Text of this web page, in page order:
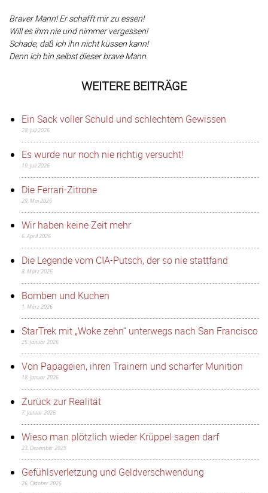
Braver Mann! Er schafft mir zu essen!
Will es ihm nie und nimmer vergessen!
Schade, daß ich ihn nicht küssen kann!
Denn ich bin selbst dieser brave Mann.
WEITERE BEITRÄGE
Ein Sack voller Schuld und schlechtem Gewissen
28. Juli 2026
Es wurde nur noch nie richtig versucht!
19. Juli 2026
Die Ferrari-Zitrone
29. Mai 2026
Wir haben keine Zeit mehr
6. April 2026
Die Legende vom CIA-Putsch, der so nie stattfand
8. März 2026
Bomben und Kuchen
1. März 2026
StarTrek mit „Woke zehn“ unterwegs nach San Francisco
25. Januar 2026
Von Papageien, ihren Trainern und scharfer Munition
18. Januar 2026
Zurück zur Realität
7. Januar 2026
Wieso man plötzlich wieder Krüppel sagen darf
23. Dezember 2025
Gefühlsverletzung und Geldverschwendung
26. Oktober 2025